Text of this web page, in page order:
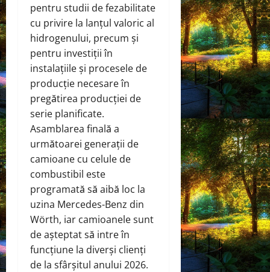
pentru studii de fezabilitate
cu privire la lanțul valoric al
hidrogenului, precum și
pentru investiții în
instalațiile și procesele de
producție necesare în
pregătirea producției de
serie planificate.
Asamblarea finală a
următoarei generații de
camioane cu celule de
combustibil este
programată să aibă loc la
uzina Mercedes-Benz din
Wörth, iar camioanele sunt
de așteptat să intre în
funcțiune la diverși clienți
de la sfârșitul anului 2026.